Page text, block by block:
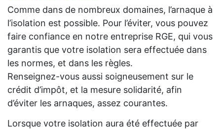
Comme dans de nombreux domaines, l’arnaque à
l’isolation est possible. Pour l’éviter, vous pouvez
faire confiance en notre entreprise RGE, qui vous
garantis que votre isolation sera effectuée dans
les normes, et dans les règles.
Renseignez-vous aussi soigneusement sur le
crédit d’impôt, et la mesure solidarité, afin
d’éviter les arnaques, assez courantes.
Lorsque votre isolation aura été effectuée par